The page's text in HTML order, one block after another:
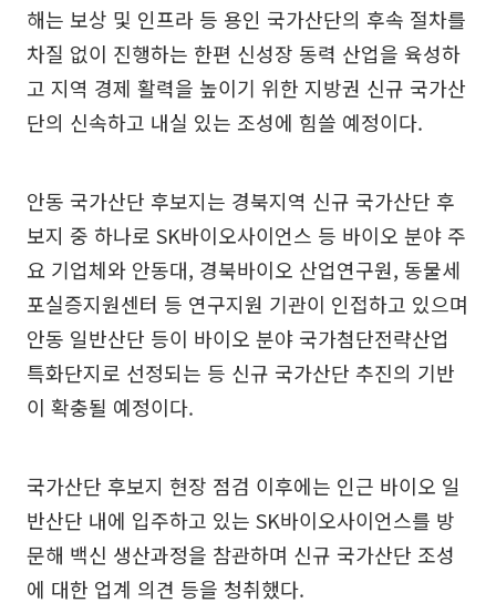
해는 보상 및 인프라 등 용인 국가산단의 후속 절차를
차질 없이 진행하는 한편 신성장 동력 산업을 육성하
고 지역 경제 활력을 높이기 위한 지방권 신규 국가산
단의 신속하고 내실 있는 조성에 힘쓸 예정이다.
안동 국가산단 후보지는 경북지역 신규 국가산단 후
보지 중 하나로 SK바이오사이언스 등 바이오 분야 주
요 기업체와 안동대, 경북바이오 산업연구원, 동물세
포실증지원센터 등 연구지원 기관이 인접하고 있으며
안동 일반산단 등이 바이오 분야 국가첨단전략산업
특화단지로 선정되는 등 신규 국가산단 추진의 기반
이 확충될 예정이다.
국가산단 후보지 현장 점검 이후에는 인근 바이오 일
반산단 내에 입주하고 있는 SK바이오사이언스를 방
문해 백신 생산과정을 참관하며 신규 국가산단 조성
에 대한 업계 의견 등을 청취했다.